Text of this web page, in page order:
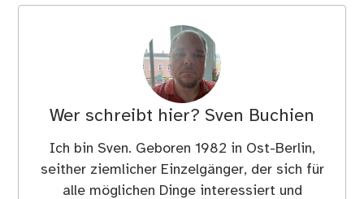
Wer schreibt hier? Sven Buchien
Ich bin Sven. Geboren 1982 in Ost-Berlin,
seither ziemlicher Einzelgänger, der sich für
alle möglichen Dinge interessiert und